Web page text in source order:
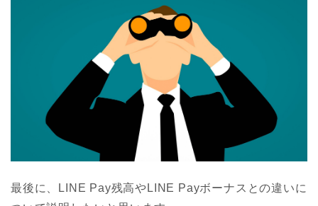
最後に、LINE Pay残高やLINE Payボーナスとの違いに